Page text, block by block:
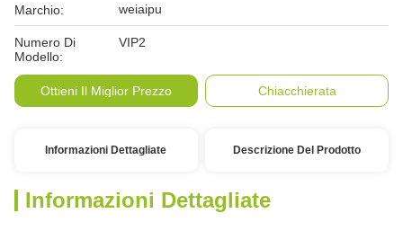
Marchio: weiaipu
Numero Di
Modello:
VIP2
Ottieni Il Miglior Prezzo Chiacchierata
Informazioni Dettagliate Descrizione Del Prodotto
Informazioni Dettagliate